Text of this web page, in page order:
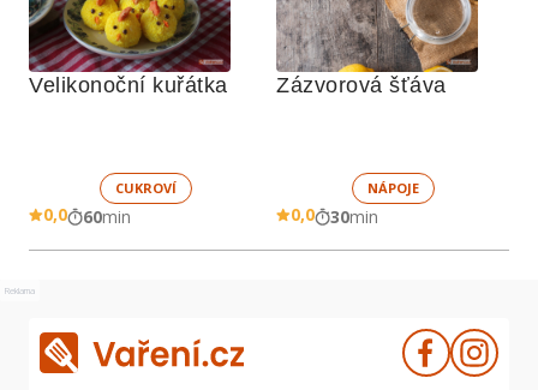
Velikonoční kuřátka
CUKROVÍ
0,0 60min
Zázvorová šťáva
NÁPOJE
0,0 30min
Reklama